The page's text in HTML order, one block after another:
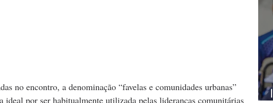
no encontro, a denominação “favelas e comunidades urbanas”
ideal por ser habitualmente utilizada pelas lideranças comunitárias